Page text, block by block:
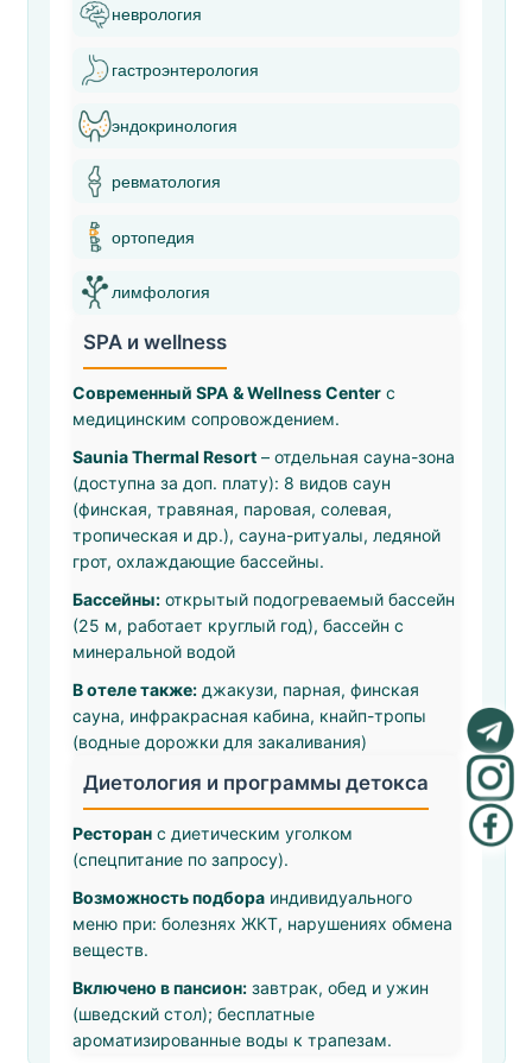
неврология
гастроэнтерология
эндокринология
ревматология
ортопедия
лимфология
SPA и wellness
Современный SPA & Wellness Center с
медицинским сопровождением.
Saunia Thermal Resort – отдельная сауна-зона
(доступна за доп. плату): 8 видов саун
(финская, травяная, паровая, солевая,
тропическая и др.), сауна-ритуалы, ледяной
грот, охлаждающие бассейны.
Бассейны: открытый подогреваемый бассейн
(25 м, работает круглый год), бассейн с
минеральной водой
В отеле также: джакузи, парная, финская
сауна, инфракрасная кабина, кнайп-тропы
(водные дорожки для закаливания)
Диетология и программы детокса
Ресторан с диетическим уголком
(спецпитание по запросу).
Возможность подбора индивидуального
меню при: болезнях ЖКТ, нарушениях обмена
веществ.
Включено в пансион: завтрак, обед и ужин
(шведский стол); бесплатные
ароматизированные воды к трапезам.